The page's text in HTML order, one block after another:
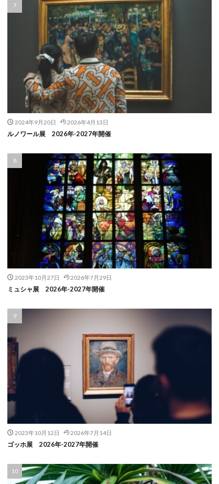
2024年9月20日 2026年4月13日
ルノワール展 2026年-2027年開催
2023年10月27日 2026年7月29日
ミュシャ展 2026年-2027年開催
2023年10月12日 2026年7月14日
ゴッホ展 2026年-2027年開催